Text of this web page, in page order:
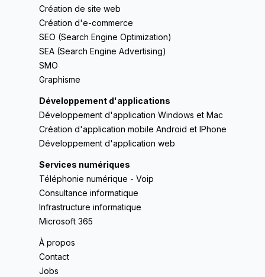
Création de site web
Création d'e-commerce
SEO (Search Engine Optimization)
SEA (Search Engine Advertising)
SMO
Graphisme
Développement d'applications
Développement d'application Windows et Mac
Création d'application mobile Android et IPhone
Développement d'application web
Services numériques
Téléphonie numérique - Voip
Consultance informatique
Infrastructure informatique
Microsoft 365
À propos
Contact
Jobs